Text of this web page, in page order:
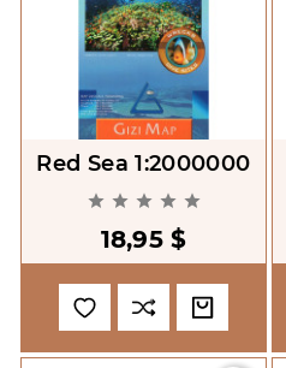
Red Sea 1:2000000
    
18,95 $